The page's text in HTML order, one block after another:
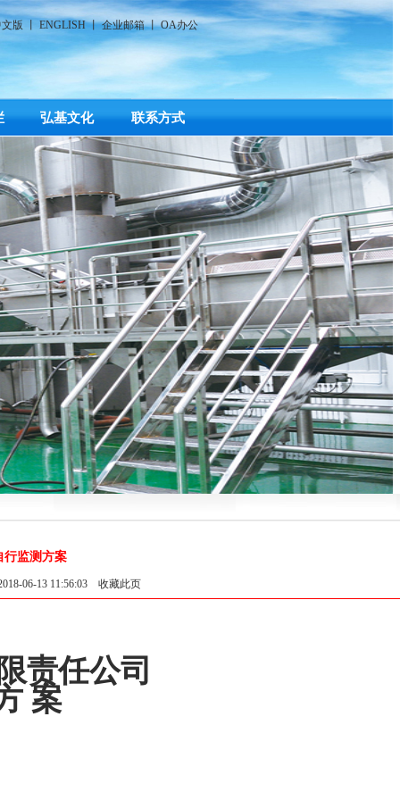
版 ENGLISH丨企业邮箱丨OA办公
弘基文化 联系方式
行监测方案
06-13 11:56:03 收藏此页
责任公司
案